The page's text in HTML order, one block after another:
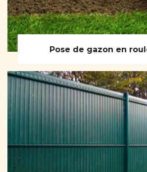
Pose de gazon en